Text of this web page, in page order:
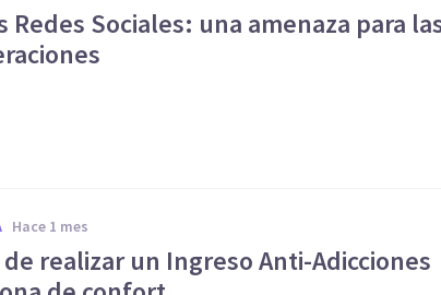
Redes Sociales: una amenaza para
hace 1 mes
realizar un Ingreso Anti-Adicciones